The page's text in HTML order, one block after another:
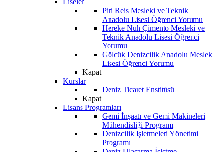
Piri Reis Mesleki ve Teknik
Anadolu Lisesi Öğrenci Yorumu
Hereke Nuh Çimento Mesleki ve
Teknik Anadolu Lisesi Öğrenci
Yorumu
Gölcük Denizcilik Anadolu Meslek
Lisesi Öğrenci Yorumu
Kapat
Kurslar
Deniz Ticaret Enstitüsü
Kapat
Lisans Programları
Gemi İnşaatı ve Gemi Makineleri
Mühendisliği Programı
Denizcilik İşletmeleri Yönetimi
Programı